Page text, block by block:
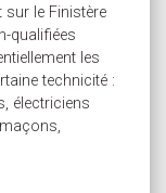
le Finistère
qualifiées
les
technicité :
électriciens